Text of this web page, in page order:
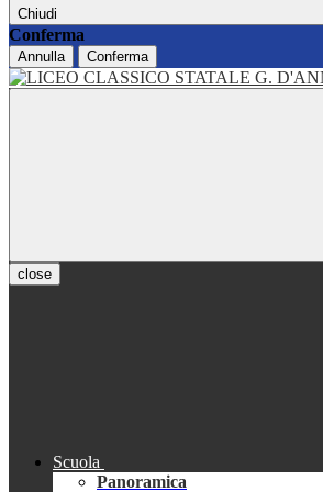
Chiudi
Conferma
Annulla Conferma
close
Scuola
Panoramica